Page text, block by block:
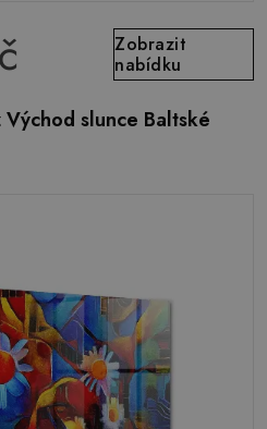
Zobrazit
nabídku
slunce Baltské